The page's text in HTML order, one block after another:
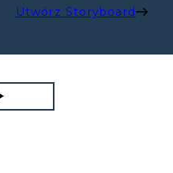
Utwórz Storyboard